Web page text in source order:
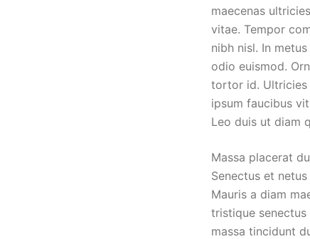
maecenas
vitae. Tempor
nibh nisl. In
odio euismod.
tortor id. Ultricies
ipsum faucibus
Leo duis ut diam
Massa placerat
Senectus et
Mauris a diam
tristique senectus
massa tincidunt